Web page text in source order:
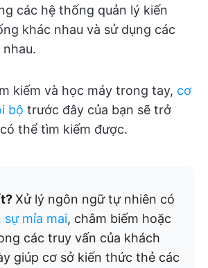
các hệ thống quản lý kiến
khác nhau và sử dụng các
kiếm và học máy trong tay, cơ
bộ trước đây của bạn sẽ trở
thể tìm kiếm được.
Xử lý ngôn ngữ tự nhiên có
sự mỉa mai, châm biếm hoặc
các truy vấn của khách
giúp cơ sở kiến thức thẻ các